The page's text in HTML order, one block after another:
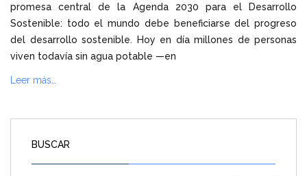
promesa central de la Agenda 2030 para el Desarrollo
Sostenible: todo el mundo debe beneficiarse del progreso
del desarrollo sostenible. Hoy en día millones de personas
viven todavía sin agua potable —en
Leer más…
BUSCAR